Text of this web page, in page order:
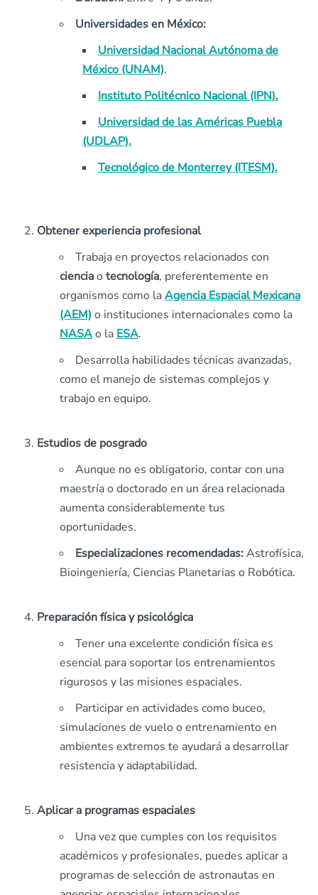
Universidades en México:
Universidad Nacional Autónoma de
México (UNAM).
Instituto Politécnico Nacional (IPN).
Universidad de las Américas Puebla
(UDLAP).
Tecnológico de Monterrey (ITESM).
Obtener experiencia profesional
Trabaja en proyectos relacionados con
cienciao tecnología, preferentemente en
organismos como laAgencia Espacial Mexicana
(AEM) o instituciones internacionales como la
NASAo la ESA.
Desarrolla habilidades técnicas avanzadas,
como el manejo de sistemas complejos y
trabajo en equipo.
Estudios de posgrado
Aunque no es obligatorio, contar con una
maestría o doctorado en un área relacionada
aumenta considerablemente tus
oportunidades.
Especializaciones recomendadas:Astrofísica,
Bioingeniería, Ciencias Planetarias o Robótica.
Preparación física y psicológica
Tener una excelente condición física es
esencial para soportar los entrenamientos
rigurosos y las misiones espaciales.
Participar en actividades como buceo,
simulaciones de vuelo o entrenamiento en
ambientes extremos te ayudará a desarrollar
resistencia y adaptabilidad.
Aplicar a programas espaciales
Una vez que cumples con los requisitos
académicos y profesionales, puedes aplicar a
programas de selección de astronautas en